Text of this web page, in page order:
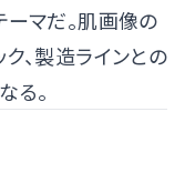
マだ。肌画像の
、製造ラインとの
る。